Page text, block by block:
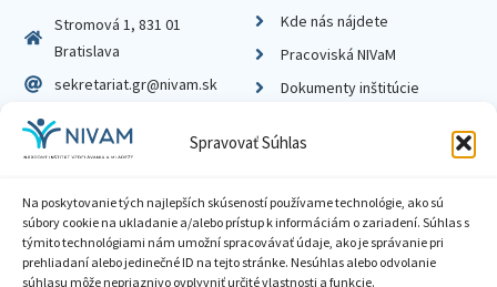
Spravovať Súhlas
Na poskytovanie tých najlepších skúseností používame technológie, ako sú
súbory cookie na ukladanie a/alebo prístup k informáciám o zariadení. Súhlas s
týmito technológiami nám umožní spracovávať údaje, ako je správanie pri
prehliadaní alebo jedinečné ID na tejto stránke. Nesúhlas alebo odvolanie
súhlasu môže nepriaznivo ovplyvniť určité vlastnosti a funkcie.
Stromová 1, 831 01
Bratislava
sekretariat.gr@nivam.sk
IČO: 00164348
DIČ: 2020798714
Kde nás nájdete
Pracoviská NIVaM
Dokumenty inštitúcie
Zásady ochrany súkromia